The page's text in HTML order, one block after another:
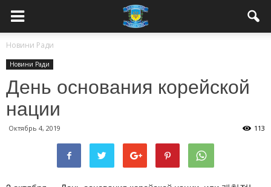
Новини Ради
Новини Ради
День основания корейской
нации
Октябрь 4, 2019 113